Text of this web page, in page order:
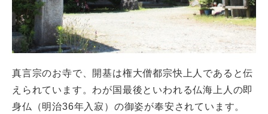
真言宗のお寺で、開基は権大僧都宗快上人であると伝
えられています。わが国最後といわれる仏海上人の即
身仏（明治36年入寂）の御姿が奉安されています。